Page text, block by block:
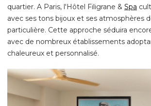
quartier. A Paris, l'Hôtel Filigrane & Spa
avec ses tons bijoux et ses atmosphères
particulière. Cette approche séduira
avec de nombreux établissements
chaleureux et personnalisé.